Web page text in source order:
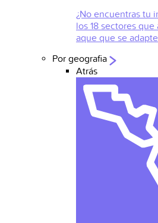
¿No encuentras tu
los 18 sectores
aque que se
Por geografia
Atrás